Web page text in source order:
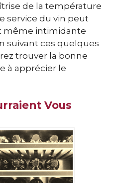
de la température
service du vin peut
même intimidante
suivant ces quelques
trouver la bonne
à apprécier le
Vous